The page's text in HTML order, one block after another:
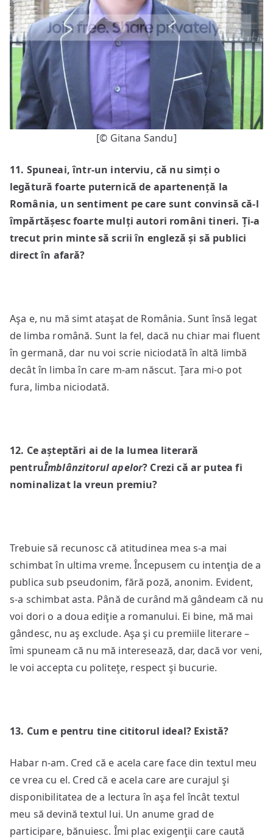
[© Gitana Sandu]
11. Spuneai, într-un interviu, că nu simți o
legătură foarte puternică de apartenență la
România, un sentiment pe care sunt convinsă că-l
împărtășesc foarte mulțiautori români tineri. Ți-a
trecut prin minte să scrii în engleză și să publici
direct în afară?
Aşa e, nu mă simt ataşat de România. Sunt însă legat
de limba română. Sunt la fel, dacă nu chiar mai fluent
în germană, dar nu voi scrie niciodată în altă limbă
decât în limba în care m-am născut. Ţara mi-o pot
fura, limba niciodată.
12. Ce așteptări ai de la lumea literară
pentruÎmblânzitorul apelor? Crezi că ar putea fi
nominalizat la vreun premiu?
Trebuie să recunosc că atitudinea mea s-a mai
schimbat în ultima vreme. Începusem cu intenţia de a
publica sub pseudonim, fără poză, anonim. Evident,
s-a schimbat asta. Până de curând mă gândeam că nu
voi dori o a doua ediţie a romanului. Ei bine, mă mai
gândesc, nu aş exclude. Aşa şi cu premiile literare –
îmi spuneam că nu mă interesează, dar, dacă vor veni,
le voi accepta cu politeţe, respect şi bucurie.
13. Cum e pentru tine cititorul ideal? Există?
Habar n-am. Cred că e acela care face din textul meu
ce vrea cu el. Cred că e acela care are curajul şi
disponibilitatea de a lectura în aşa fel încât textul
meu să devină textul lui. Un anume grad de
participare, bănuiesc. Îmi plac exigenţii care caută